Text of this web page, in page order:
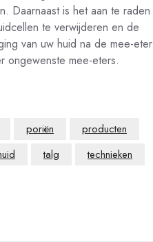
Daarnaast is het aan te raden
te verwijderen en de
van uw huid na de mee-eter
ongewenste mee-eters.
poriën
producten
talg
technieken